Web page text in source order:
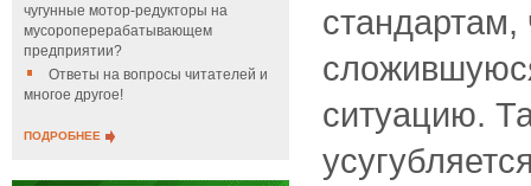
чугунные мотор-редукторы на
мусороперерабатывающем
предприятии?
Ответы на вопросы читателей и
многое другое!
ПОДРОБНЕЕ
стандартам,
ситуацию.